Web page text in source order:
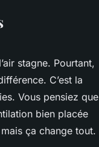
stagne. Pourtant,
C’est la
Vous pensiez que
bien placée
ça change tout.